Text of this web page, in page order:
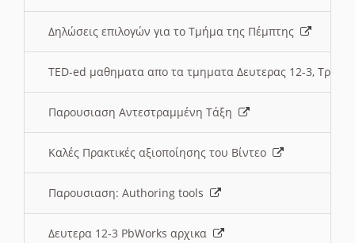
Δηλώσεις επιλογών για το Τμήμα της Πέμπτης
TED-ed μαθηματα απο τα τμηματα Δευτερας 12-3,
Παρουσιαση Αντεστραμμένη Τάξη
Καλές Πρακτικές αξιοποίησης του Βίντεο
Παρουσιαση: Authoring tools
Δευτερα 12-3 PbWorks αρχικα